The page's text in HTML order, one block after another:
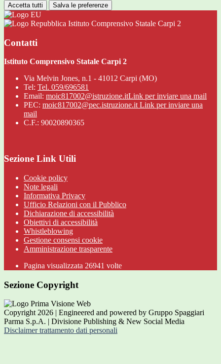
Accetta tutti Salva le preferenze
Istituto Comprensivo Statale Carpi 2
Contatti
Istituto Comprensivo Statale Carpi 2
Via Melvin Jones, n.1 - 41012 Carpi (MO)
Tel: Tel. 059/696581
Email: moic817002@istruzione.itLink per inviare una mail
PEC: moic817002@pec.istruzione.it Link per inviare una
mail
C.F.: 90020890365
Sezione Link Utili
Cookie policy
Note legali
Informativa Privacy
Ufficio Relazioni con il Pubblico
Dichiarazione di accessibilità
Obiettivi di accessibilità
Whistleblowing
Gestione consensi cookie
Amministrazione trasparente
Pagina visualizzata 26941 volte
Sezione Copyright
Copyright 2026 | Engineered and powered by Gruppo Spaggiari
Parma S.p.A. | Divisione Publishing & New Social Media
Disclaimer trattamento dati personali